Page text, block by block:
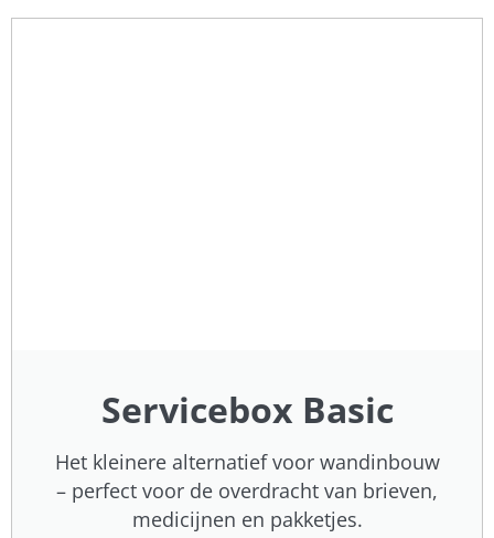
Servicebox Basic
Het kleinere alternatief voor wandinbouw
– perfect voor de overdracht van brieven,
medicijnen en pakketjes.